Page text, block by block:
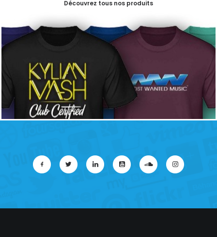
Découvrez tous nos produits